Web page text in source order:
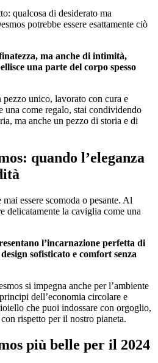
qualcosa di desiderato ma
potrebbe essere esattamente ciò
ma anche di intimità,
una parte del corpo spesso
unico, lavorato con cura e
una come regalo, stai condividendo
ma anche un pezzo di storia e di
quando l’eleganza
essere scomoda o pesante. Al
delicatamente la caviglia come una
l’incarnazione perfetta di
sofisticato e comfort senza
si impegna anche per l’ambiente
dell’economia circolare e
che puoi indossare con orgoglio,
rispetto per il nostro pianeta.
più belle per il 2024